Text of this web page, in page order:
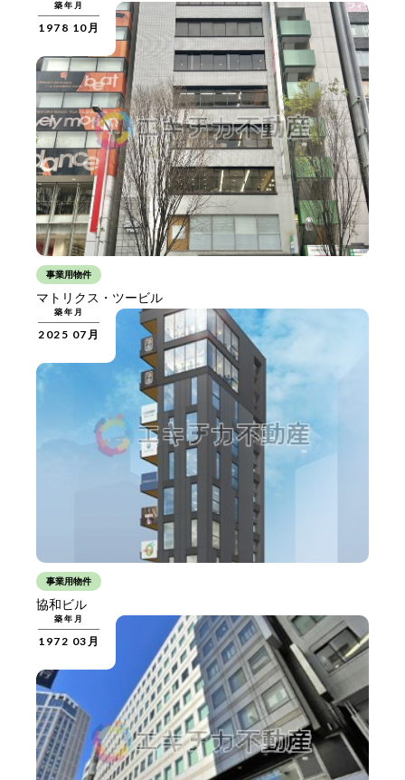
築年月
1978 10月
事業用物件
マトリクス・ツービル
築年月
2025 07月
事業用物件
協和ビル
築年月
1972 03月